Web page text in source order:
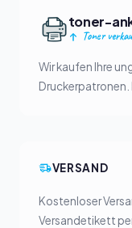
toner-
Toner
Wir kaufen Ihre
Druckerpatronen.
VERSAND
Kostenloser
Versandetikett